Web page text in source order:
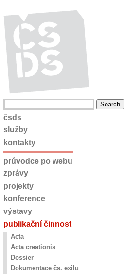
čsds
služby
kontakty
průvodce po webu
zprávy
projekty
konference
výstavy
publikační činnost
Acta
Acta creationis
Dossier
Dokumentace čs. exilu